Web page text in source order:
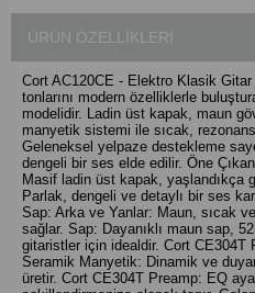
ÜRÜN ÖZELLIKLERI
Cort AC120CE - Elektro Klasik
tonlarını modern özelliklerle
modelidir. Ladin üst kapak, maun
manyetik sistemi ile sıcak,
Geleneksel yelpaze destekleme
dengeli bir ses elde edilir. Öne
Masif ladin üst kapak, yaşlandıkça
Parlak, dengeli ve detaylı bir ses
Sap: Arka ve Yanlar: Maun, sıcak
sağlar. Sap: Dayanıklı maun sap,
gitaristler için idealdir. Cort CE304T
Seramik Manyetik: Dinamik ve
üretir. Cort CE304T Preamp: EQ